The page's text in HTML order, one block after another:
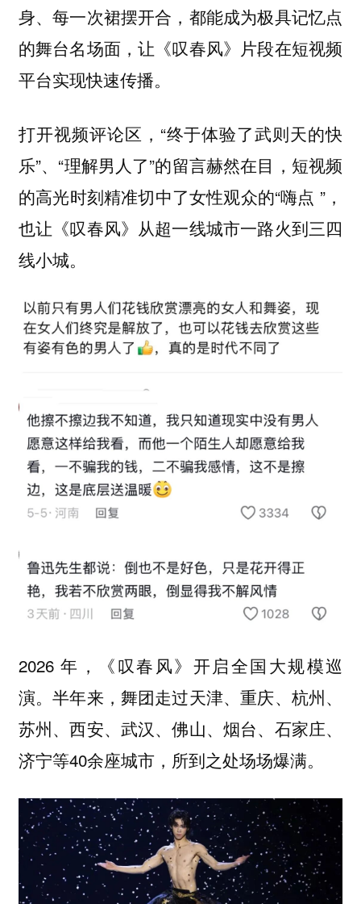
身、每一次裙摆开合，都能成为极具记忆点
的舞台名场面，让《叹春风》片段在短视频
平台实现快速传播。
打开视频评论区，“终于体验了武则天的快
乐”、“理解男人了”的留言赫然在目，短视频
的高光时刻精准切中了女性观众的“嗨点 ”，
也让《叹春风》从超一线城市一路火到三四
线小城。
2026 年，《叹春风》开启全国大规模巡
演。半年来，舞团走过天津、重庆、杭州、
苏州、西安、武汉、佛山、烟台、石家庄、
济宁等40余座城市，所到之处场场爆满。